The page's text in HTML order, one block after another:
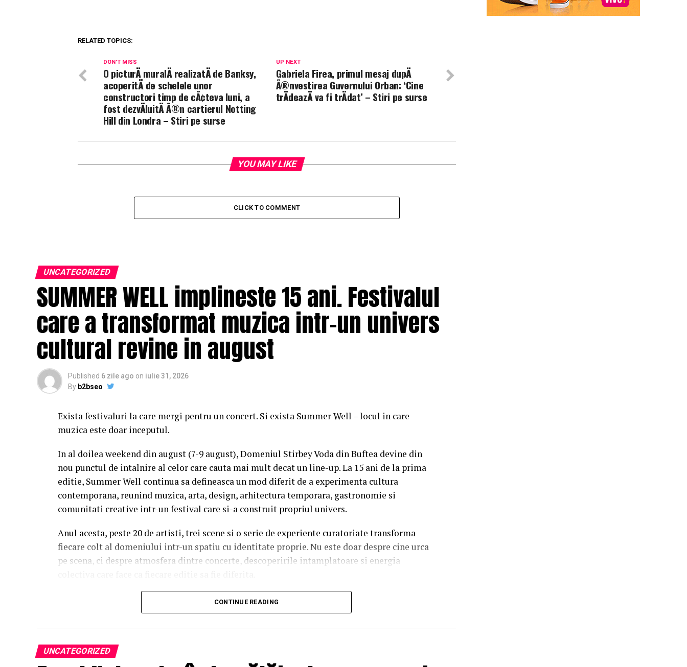
RELATED TOPICS:
UP NEXT
Gabriela Firea, primul mesaj dupÄ
Ã®nvestirea Guvernului Orban: ‘Cine
trÄdeazÄ va fi trÄdat’ – Stiri pe surse
DON'T MISS
O picturÄ muralÄ realizatÄ de Banksy,
acoperitÄ de schelele unor
constructori timp de cÃ¢teva luni, a
fost dezvÄluitÄ Ã®n cartierul Notting
Hill din Londra – Stiri pe surse
YOU MAY LIKE
CLICK TO COMMENT
UNCATEGORIZED
SUMMER WELL implineste 15 ani. Festivalul
care a transformat muzica intr-un univers
cultural revine in august
Published 6 zile ago on iulie 31, 2026
By b2bseo
Exista festivaluri la care mergi pentru un concert. Si exista Summer Well – locul in care
muzica este doar inceputul.
In al doilea weekend din august (7-9 august), Domeniul Stirbey Voda din Buftea devine din
nou punctul de intalnire al celor care cauta mai mult decat un line-up. La 15 ani de la prima
editie, Summer Well continua sa defineasca un mod diferit de a experimenta cultura
contemporana, reunind muzica, arta, design, arhitectura temporara, gastronomie si
comunitati creative intr-un festival care si-a construit propriul univers.
Anul acesta, peste 20 de artisti, trei scene si o serie de experiente curatoriate transforma
fiecare colt al domeniului intr-un spatiu cu identitate proprie. Nu este doar despre cine urca
pe scena, ci despre atmosfera dintre concerte, descoperirile intamplatoare si energia
Trei scene. Trei universuri. Un singur soundtrack al verii.
sensibilitatea lui Charlotte Cardin si vibe-ul cinematic al lui Two Feet, scena principala
propune un line-up construit pentru momente care raman cu tine mult dupa ultimul encore.
CONTINUE READING
UNCATEGORIZED